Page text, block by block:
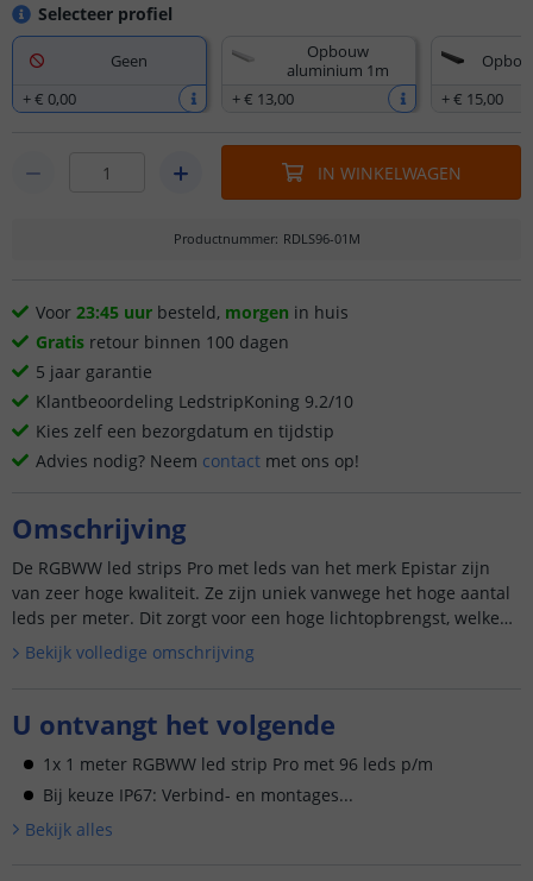
Selecteer profiel
Geen
+€ 0,00
Opbouw
aluminium 1m
+€ 13,00
+€ 15,00
IN WINKELWAGEN
Productnummer: RDLS96-01M
Voor 23:45 uur besteld, morgen in huis
Gratis retour binnen 100 dagen
5 jaar garantie
Klantbeoordeling LedstripKoning 9.2/10
Kies zelf een bezorgdatum en tijdstip
Advies nodig? Neem contact met ons op!
Omschrijving
De RGBWW led strips Pro met leds van het merk Epistar zijn
van zeer hoge kwaliteit. Ze zijn uniek vanwege het hoge aantal
leds per meter. Dit zorgt voor een hoge lichtopbrengst, welke
v...Bekijk volledige omschrijving
U ontvangt het volgende
1x 1 meter RGBWW led strip Pro met 96 leds p/m
Bij keuze IP67: Verbind- en montages...
Bekijk alles